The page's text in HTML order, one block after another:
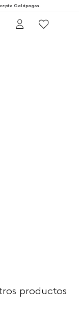
Galápagos.
productos